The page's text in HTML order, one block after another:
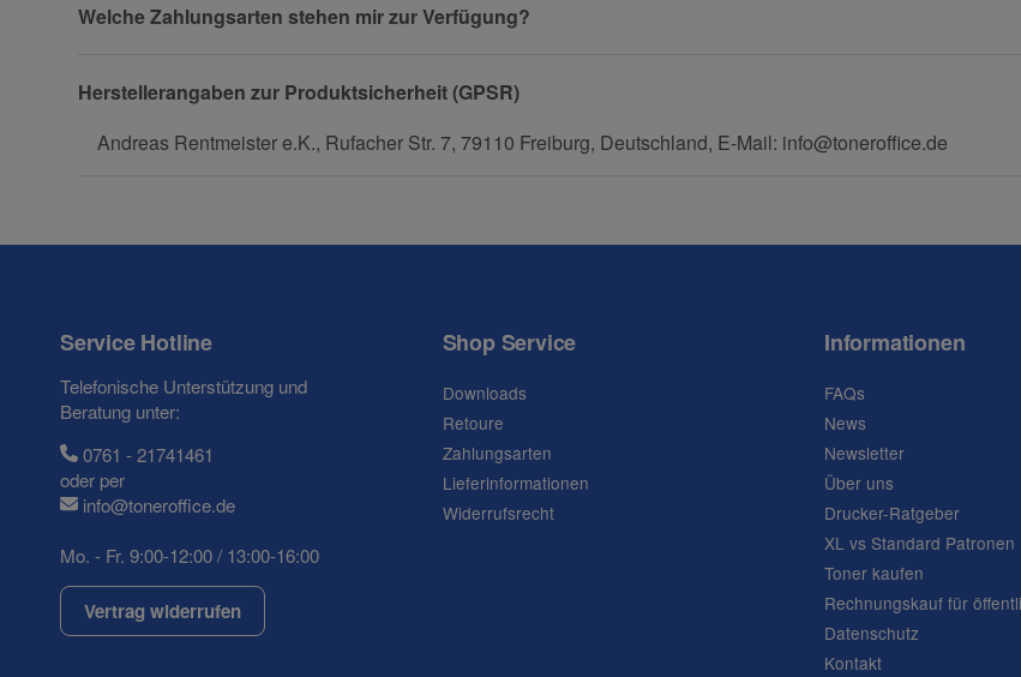
Frage zum Artikel
(* = Pflichtfelder)
Frage abschicken
Welche Zahlungsarten stehen mir zur Verfügung?
Herstellerangaben zur Produktsicherheit (GPSR)
Andreas Rentmeister e.K., Rufacher Str. 7, 79110 Freiburg, Deutschland, E-Mail: info@toneroffice.de
Service Hotline
Telefonische Unterstützung und
Beratung unter:
0761 - 21741461
oder per
info@toneroffice.de
Mo. - Fr. 9:00-12:00 / 13:00-16:00
Vertrag widerrufen
Shop Service
Downloads
Retoure
Zahlungsarten
Lieferinformationen
Widerrufsrecht
Informationen
FAQs
News
Newsletter
Über uns
Drucker-Ratgeber
XL vs Standard Patronen
Toner kaufen
Rechnungskauf für
Datenschutz
Kontakt